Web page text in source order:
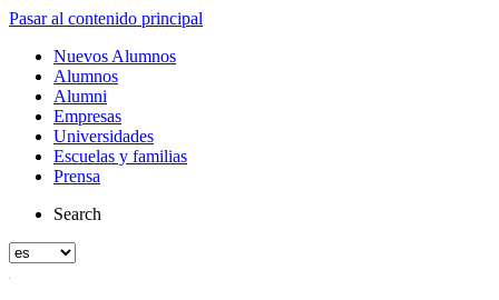
Pasar al contenido principal
Nuevos Alumnos
Alumnos
Alumni
Empresas
Universidades
Escuelas y familias
Prensa
Search